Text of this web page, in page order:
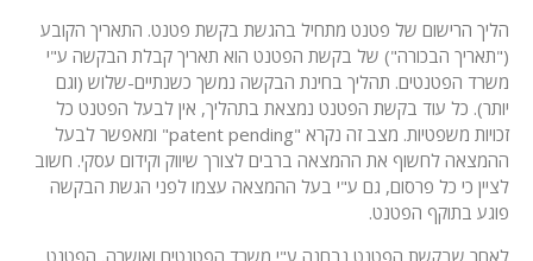
הליך הרישום של פטנט מתחיל בהגשת בקשת פטנט. התאריך הקובע
("תאריך הבכורה") של בקשת הפטנט הוא תאריך קבלת הבקשה ע"י
משרד הפטנטים. תהליך בחינת הבקשה נמשך כשנתיים-שלוש (וגם
יותר). כל עוד בקשת הפטנט נמצאת בתהליך, אין לבעל הפטנט כל
זכויות משפטיות. מצב זה נקרא "patent pending" ומאפשר לבעל
ההמצאה לחשוף את ההמצאה ברבים לצורך שיווק וקידום עסקי. חשוב
לציין כי כל פרסום, גם ע"י בעל ההמצאה עצמו לפני הגשת הבקשה
פוגע בתוקף הפטנט.
לאחר שבקשת הפטנט נבחנה ע"י משרד הפטנטים ואושרה, הפטנט